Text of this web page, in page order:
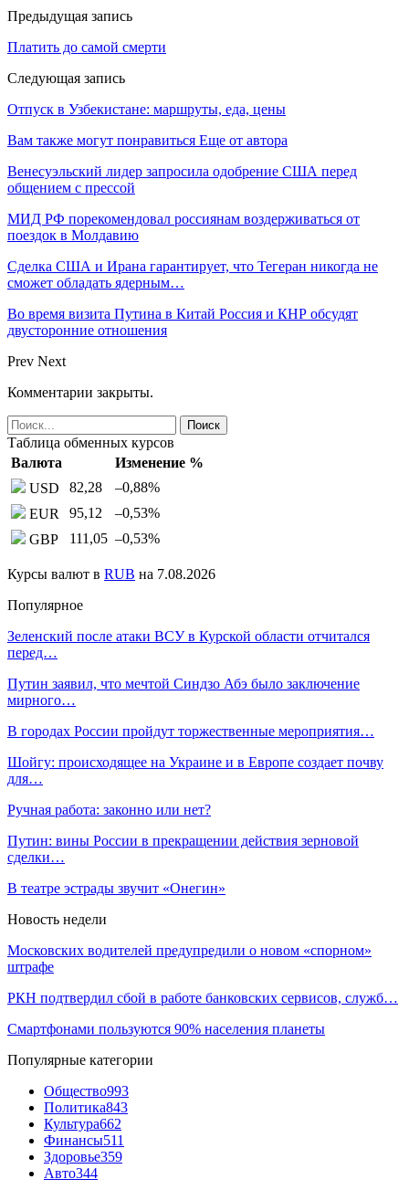
Предыдущая запись
Платить до самой смерти
Следующая запись
Отпуск в Узбекистане: маршруты, еда, цены
Вам также могут понравиться Еще от автора
Венесуэльский лидер запросила одобрение США перед
общением с прессой
МИД РФ порекомендовал россиянам воздерживаться от
поездок в Молдавию
Сделка США и Ирана гарантирует, что Тегеран никогда не
сможет обладать ядерным…
Во время визита Путина в Китай Россия и КНР обсудят
двусторонние отношения
Prev Next
Комментарии закрыты.
Таблица обменных курсов
Валюта
Изменение %
USD
82,28 –0,88%
EUR
95,12 –0,53%
GBP
111,05 –0,53%
Курсы валют в RUB на 7.08.2026
Популярное
Зеленский после атаки ВСУ в Курской области отчитался
перед…
Путин заявил, что мечтой Синдзо Абэ было заключение
мирного…
В городах России пройдут торжественные мероприятия…
Шойгу: происходящее на Украине и в Европе создает почву
для…
Ручная работа: законно или нет?
Путин: вины России в прекращении действия зерновой
сделки…
В театре эстрады звучит «Онегин»
Новость недели
Московских водителей предупредили о новом «спорном»
штрафе
РКН подтвердил сбой в работе банковских сервисов, служб…
Смартфонами пользуются 90% населения планеты
Популярные категории
Общество993
Политика843
Культура662
Финансы511
Здоровье359
Авто344